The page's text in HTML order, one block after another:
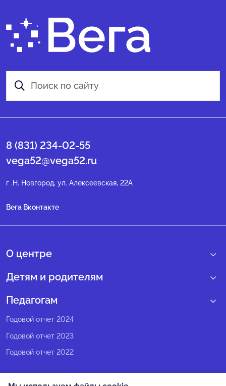
8 (831) 234-02-55
vega52@vega52.ru
г .Н. Новгород, ул. Алексеевская, 22А
Вега Вконтакте
О центре
О нас
Структура регионального центра
Педагогический состав
Попечительский совет
Экспертный совет
Детям и родителям
Учебные интенсивные сборы
Педагогам
Программы Веги
Программы Сириус
Методические рекомендации
Годовой отчет 2024
Годовой отчет 2023
Годовой отчет 2022